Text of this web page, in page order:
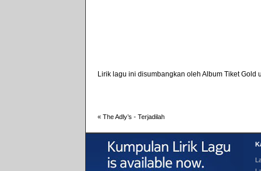
Lirik lagu ini disumbangkan oleh Album Tiket Gold
« The Adly’s - Terjadilah